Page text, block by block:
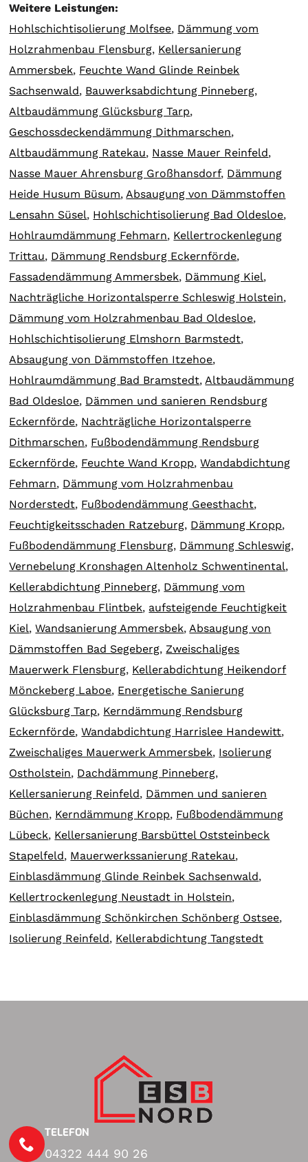
Weitere Leistungen:
Hohlschichtisolierung Molfsee, Dämmung vom
Holzrahmenbau Flensburg, Kellersanierung
Ammersbek, Feuchte Wand Glinde Reinbek
Sachsenwald, Bauwerksabdichtung Pinneberg,
Altbaudämmung Glücksburg Tarp,
Geschossdeckendämmung Dithmarschen,
Altbaudämmung Ratekau, Nasse Mauer Reinfeld,
Nasse Mauer Ahrensburg Großhansdorf, Dämmung
Heide Husum Büsum, Absaugung von Dämmstoffen
Lensahn Süsel, Hohlschichtisolierung Bad Oldesloe,
Hohlraumdämmung Fehmarn, Kellertrockenlegung
Trittau, Dämmung Rendsburg Eckernförde,
Fassadendämmung Ammersbek, Dämmung Kiel,
Nachträgliche Horizontalsperre Schleswig Holstein,
Dämmung vom Holzrahmenbau Bad Oldesloe,
Hohlschichtisolierung Elmshorn Barmstedt,
Absaugung von Dämmstoffen Itzehoe,
Hohlraumdämmung Bad Bramstedt, Altbaudämmung
Bad Oldesloe, Dämmen und sanieren Rendsburg
Eckernförde, Nachträgliche Horizontalsperre
Dithmarschen, Fußbodendämmung Rendsburg
Eckernförde, Feuchte Wand Kropp,Wandabdichtung
Fehmarn, Dämmung vom Holzrahmenbau
Norderstedt, Fußbodendämmung Geesthacht,
Feuchtigkeitsschaden Ratzeburg, Dämmung Kropp,
Fußbodendämmung Flensburg, Dämmung Schleswig,
Vernebelung Kronshagen Altenholz Schwentinental,
Kellerabdichtung Pinneberg, Dämmung vom
Holzrahmenbau Flintbek, aufsteigende Feuchtigkeit
Kiel,Wandsanierung Ammersbek, Absaugung von
Dämmstoffen Bad Segeberg, Zweischaliges
Mauerwerk Flensburg, Kellerabdichtung Heikendorf
Mönckeberg Laboe, Energetische Sanierung
Glücksburg Tarp, Kerndämmung Rendsburg
Eckernförde,Wandabdichtung Harrislee Handewitt,
Zweischaliges Mauerwerk Ammersbek, Isolierung
Ostholstein, Dachdämmung Pinneberg,
Kellersanierung Reinfeld, Dämmen und sanieren
Büchen, Kerndämmung Kropp, Fußbodendämmung
Lübeck, Kellersanierung Barsbüttel Oststeinbeck
Stapelfeld, Mauerwerkssanierung Ratekau,
Einblasdämmung Glinde Reinbek Sachsenwald,
Kellertrockenlegung Neustadt in Holstein,
Einblasdämmung Schönkirchen Schönberg Ostsee,
Isolierung Reinfeld, Kellerabdichtung Tangstedt
TELEFON
04322 444 90 26